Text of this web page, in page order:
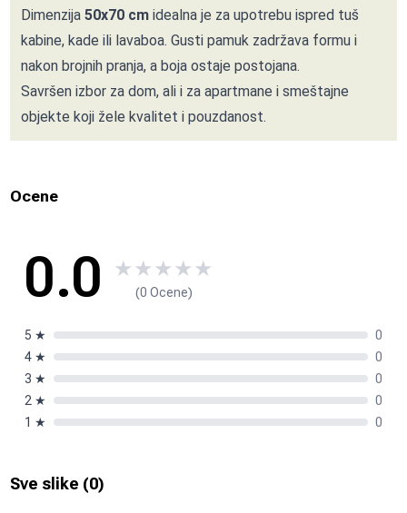
Dimenzija50x70 cm idealna je za upotrebu ispred tuš
kabine, kade ili lavaboa. Gusti pamuk zadržava formu i
nakon brojnih pranja, a boja ostaje postojana.
Savršen izbor za dom, ali i za apartmane i smeštajne
objekte koji žele kvalitet i pouzdanost.
Ocene
0.0 ★★★★★
(0 Ocene)
5 ★
0
4 ★
0
3 ★
0
2 ★
0
1 ★ 0
Sve slike (0)